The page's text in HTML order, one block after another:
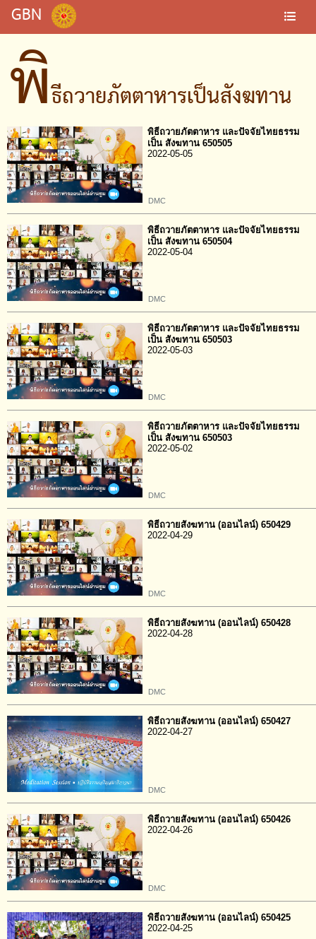
GBN
พิธีถวายภัตตาหารเป็นสังฆทาน
พิธีถวายภัตตาหาร และปัจจัยไทยธรรม
เป็น สังฆทาน 650505
2022-05-05
DMC
พิธีถวายภัตตาหาร และปัจจัยไทยธรรม
เป็น สังฆทาน 650504
2022-05-04
DMC
พิธีถวายภัตตาหาร และปัจจัยไทยธรรม
เป็น สังฆทาน 650503
2022-05-03
DMC
พิธีถวายภัตตาหาร และปัจจัยไทยธรรม
เป็น สังฆทาน 650503
2022-05-02
DMC
พิธีถวายสังฆทาน (ออนไลน์) 650429
2022-04-29
DMC
พิธีถวายสังฆทาน (ออนไลน์) 650428
2022-04-28
DMC
พิธีถวายสังฆทาน (ออนไลน์) 650427
2022-04-27
DMC
พิธีถวายสังฆทาน (ออนไลน์) 650426
2022-04-26
DMC
พิธีถวายสังฆทาน (ออนไลน์) 650425
2022-04-25